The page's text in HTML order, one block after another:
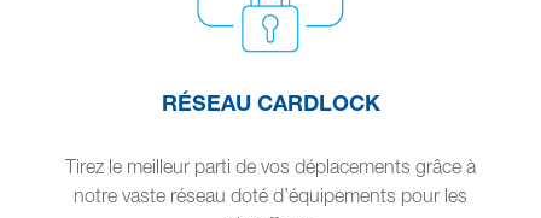
RÉSEAU CARDLOCK
Tirez le meilleur parti de vos déplacements grâce à
notre vaste réseau doté d’équipements pour les